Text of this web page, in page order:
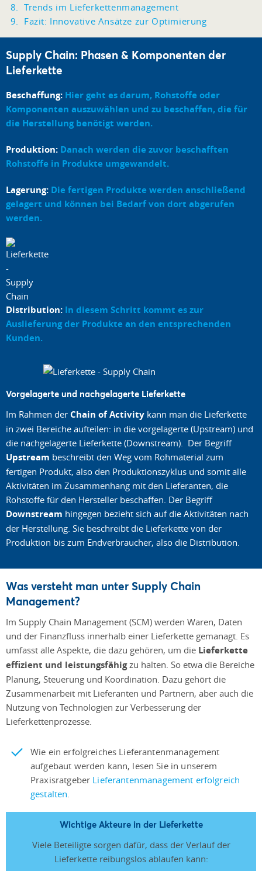
Trends im Lieferkettenmanagement
Fazit: Innovative Ansätze zur Optimierung
Supply Chain: Phasen & Komponenten der
Lieferkette
Beschaffung: Hier geht es darum, Rohstoffe oder
Komponenten auszuwählen und zu beschaffen, die für
die Herstellung benötigt werden.
Produktion: Danach werden die zuvor beschafften
Rohstoffe in Produkte umgewandelt.
Lagerung: Die fertigen Produkte werden anschließend
gelagert und können bei Bedarf von dort abgerufen
werden.
Distribution: In diesem Schritt kommt es zur
Auslieferung der Produkte an den entsprechenden
Kunden.
Vorgelagerte und nachgelagerte Lieferkette
Im Rahmen der Chain of Activity kann man die Lieferkette
in zwei Bereiche aufteilen: in die vorgelagerte (Upstream) und
die nachgelagerte Lieferkette (Downstream). Der Begriff
Upstream beschreibt den Weg vom Rohmaterial zum
fertigen Produkt, also den Produktionszyklus und somit alle
Aktivitäten im Zusammenhang mit den Lieferanten, die
Rohstoffe für den Hersteller beschaffen. Der Begriff
Downstream hingegen bezieht sich auf die Aktivitäten nach
der Herstellung. Sie beschreibt die Lieferkette von der
Produktion bis zum Endverbraucher, also die Distribution.
Was versteht man unter Supply Chain
Management?
Im Supply Chain Management (SCM) werden Waren, Daten
und der Finanzfluss innerhalb einer Lieferkette gemanagt. Es
umfasst alle Aspekte, die dazu gehören, um die Lieferkette
effizient und leistungsfähigzu halten. So etwa die Bereiche
Planung, Steuerung und Koordination. Dazu gehört die
Zusammenarbeit mit Lieferanten und Partnern, aber auch die
Nutzung von Technologien zur Verbesserung der
Lieferkettenprozesse.
Wie ein erfolgreiches Lieferantenmanagement
aufgebaut werden kann, lesen Sie in unserem
Praxisratgeber Lieferantenmanagement erfolgreich
gestalten
Wichtige Akteure in der Lieferkette
Viele Beteiligte sorgen dafür, dass der Verlauf der
Lieferkette reibungslos ablaufen kann: